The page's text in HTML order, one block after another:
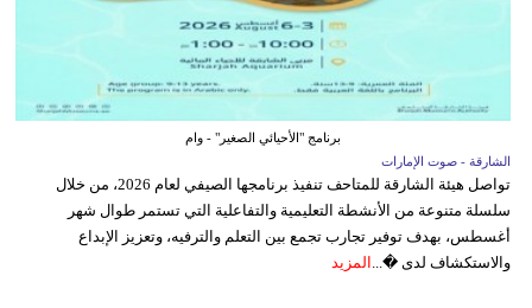
برنامج "الأحيائي الصغير" - وام
الشارقة - صوت الإمارات
تواصل هيئة الشارقة للمتاحف تنفيذ برنامجها الصيفي لعام 2026، من خلال
سلسلة متنوعة من الأنشطة التعليمية والتفاعلية التي تستمر طوال شهر
أغسطس، بهدف توفير تجارب تجمع بين التعلم والترفيه، وتعزيز الإبداع
والاستكشاف لدى �... المزيد